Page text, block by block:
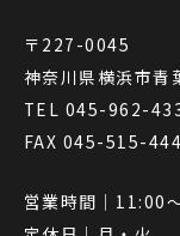
〒227-0045
神奈川県横浜市青
TEL 045-962-
FAX 045-515-
営業時間｜11:00